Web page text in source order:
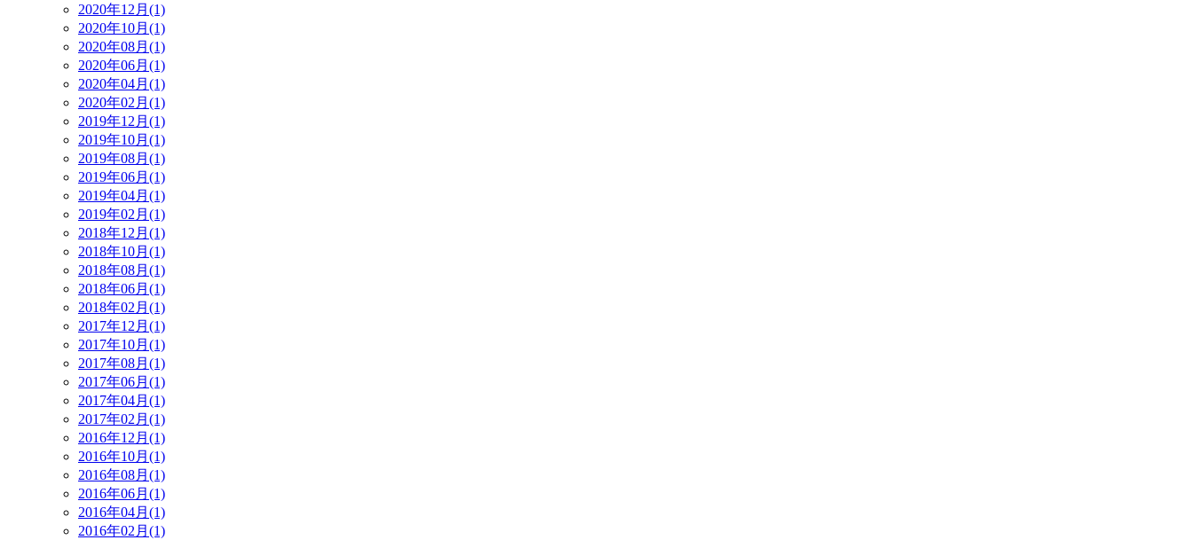
2020年12月(1)
2020年10月(1)
2020年08月(1)
2020年06月(1)
2020年04月(1)
2020年02月(1)
2019年12月(1)
2019年10月(1)
2019年08月(1)
2019年06月(1)
2019年04月(1)
2019年02月(1)
2018年12月(1)
2018年10月(1)
2018年08月(1)
2018年06月(1)
2018年02月(1)
2017年12月(1)
2017年10月(1)
2017年08月(1)
2017年06月(1)
2017年04月(1)
2017年02月(1)
2016年12月(1)
2016年10月(1)
2016年08月(1)
2016年06月(1)
2016年04月(1)
2016年02月(1)